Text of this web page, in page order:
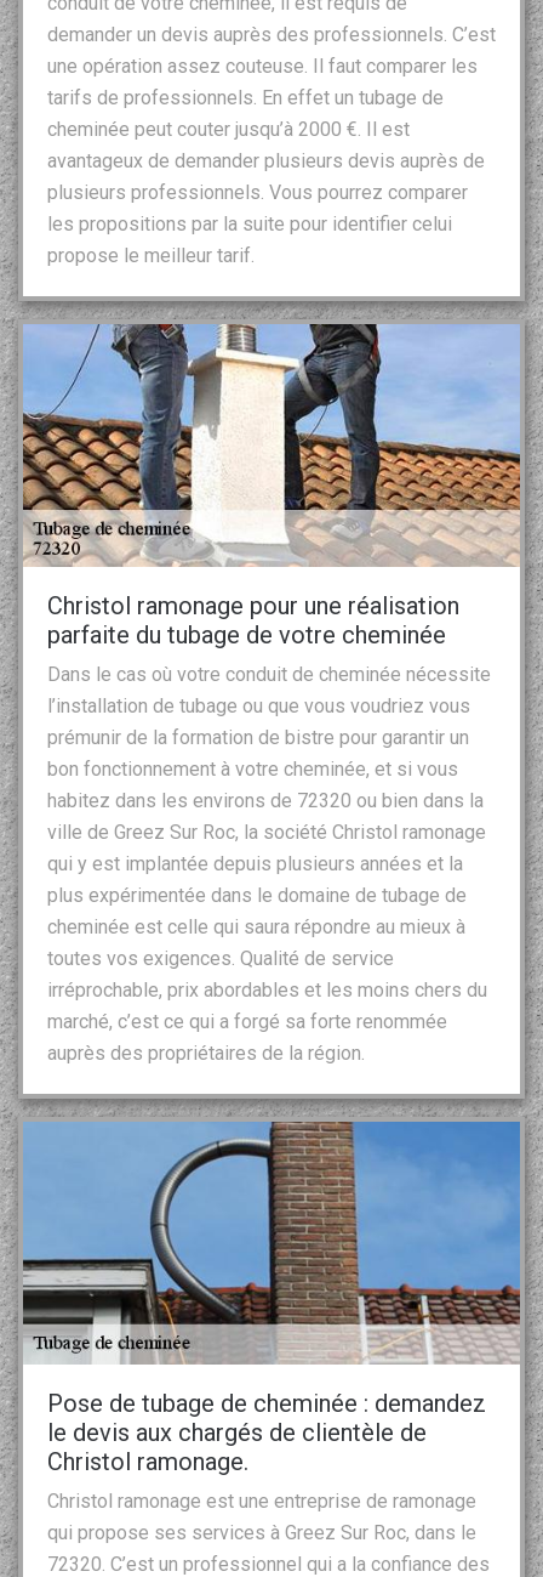
demander un devis auprès des professionnels. C’est
une opération assez couteuse. Il faut comparer les
tarifs de professionnels. En effet un tubage de
cheminée peut couter jusqu’à 2000 €. Il est
avantageux de demander plusieurs devis auprès de
plusieurs professionnels. Vous pourrez comparer
les propositions par la suite pour identifier celui
propose le meilleur tarif.
Christol ramonage pour une réalisation
parfaite du tubage de votre cheminée
Dans le cas où votre conduit de cheminée nécessite
l’installation de tubage ou que vous voudriez vous
prémunir de la formation de bistre pour garantir un
bon fonctionnement à votre cheminée, et si vous
habitez dans les environs de 72320 ou bien dans la
ville de Greez Sur Roc, la société Christol ramonage
qui y est implantée depuis plusieurs années et la
plus expérimentée dans le domaine de tubage de
cheminée est celle qui saura répondre au mieux à
toutes vos exigences. Qualité de service
irréprochable, prix abordables et les moins chers du
marché, c’est ce qui a forgé sa forte renommée
auprès des propriétaires de la région.
Pose de tubage de cheminée : demandez
le devis aux chargés de clientèle de
Christol ramonage.
Christol ramonage est une entreprise de ramonage
qui propose ses services à Greez Sur Roc, dans le
72320. C’est un professionnel qui a la confiance des